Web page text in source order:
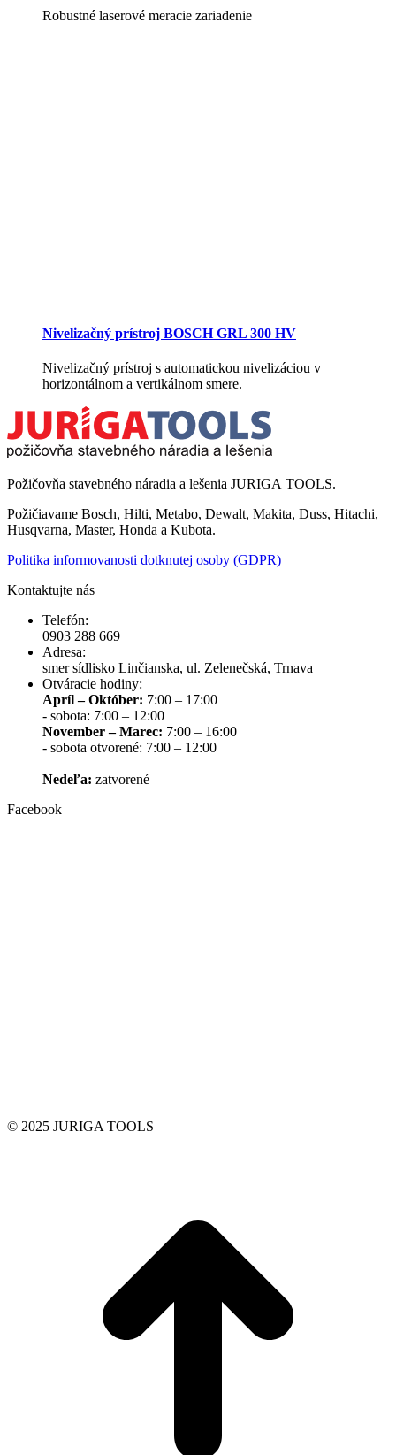
Robustné laserové meracie zariadenie
Nivelizačný prístroj BOSCH GRL 300 HV
Nivelizačný prístroj s automatickou nivelizáciou v
horizontálnom a vertikálnom smere.
Požičovňa stavebného náradia a lešenia JURIGA TOOLS.
Požičiavame Bosch, Hilti, Metabo, Dewalt, Makita, Duss, Hitachi,
Husqvarna, Master, Honda a Kubota.
Politika informovanosti dotknutej osoby (GDPR)
Kontaktujte nás
Telefón:
0903 288 669
Adresa:
smer sídlisko Linčianska, ul. Zelenečská, Trnava
Otváracie hodiny:
Apríl – Október: 7:00 – 17:00
- sobota: 7:00 – 12:00
November – Marec: 7:00 – 16:00
- sobota otvorené: 7:00 – 12:00
Nedeľa: zatvorené
Facebook
© 2025 JURIGA TOOLS